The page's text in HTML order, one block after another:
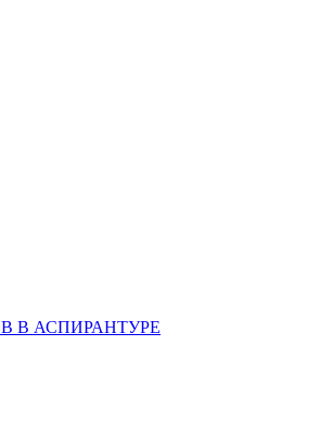
В АСПИРАНТУРЕ